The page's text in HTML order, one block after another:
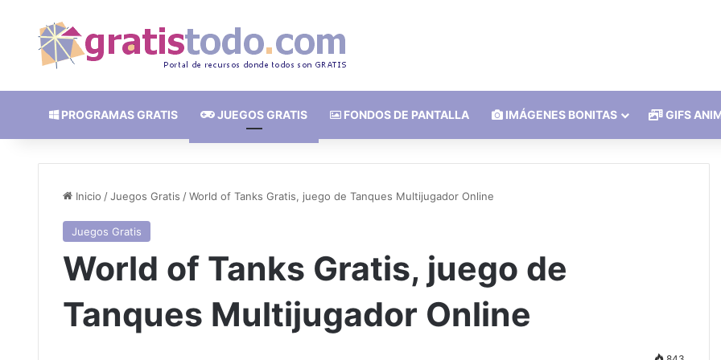
PROGRAMAS GRATIS JUEGOS GRATIS FONDOS DE PANTALLA IMÁGENES BONITAS GIFS
Inicio /Juegos Gratis /World of Tanks Gratis, juego de Tanques Multijugador Online
Juegos Gratis
World of Tanks Gratis, juego de
Tanques Multijugador Online